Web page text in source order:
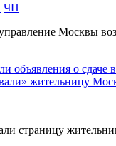
ЧП
управление Москвы
жительницу
страницу